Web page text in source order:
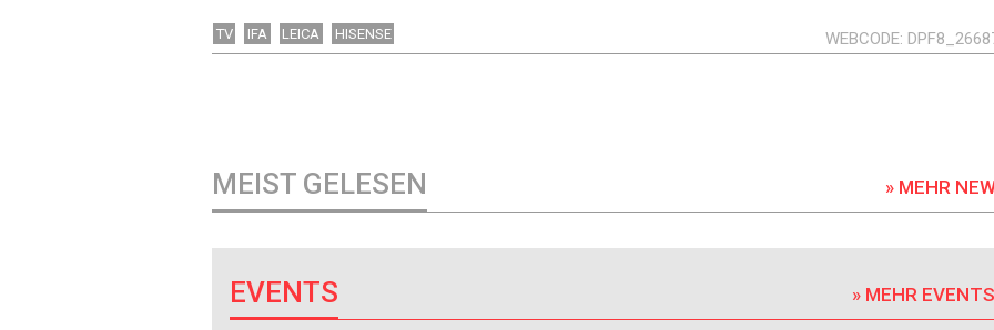
TV IFA LEICA HISENSE WEBCODE
MEIST GELESEN » MEHR
EVENTS » MEHR EVENTS